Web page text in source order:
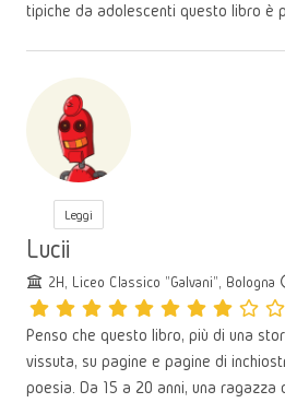
tipiche da adolescenti questo libro è
Leggi
Lucii
2H, Liceo Classico "Galvani", Bologna
Penso che questo libro, più di una
vissuta, su pagine e pagine di
poesia. Da 15 a 20 anni, una ragazza